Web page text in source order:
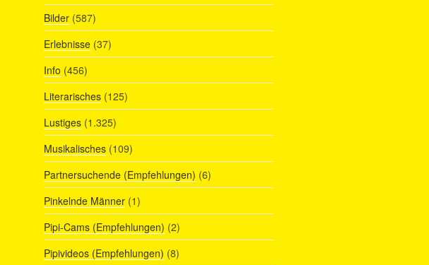
Bilder(587)
Erlebnisse(37)
Info (456)
Literarisches(125)
Lustiges(1.325)
Musikalisches(109)
Partnersuchende (Empfehlungen) (6)
Pinkelnde Männer(1)
Pipi-Cams (Empfehlungen) (2)
Pipivideos (Empfehlungen) (8)